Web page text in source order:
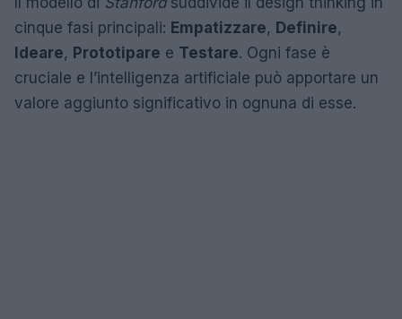
cinque fasi principali: Empatizzare, Definire,
Ideare, Prototipare e Testare. Ogni fase è
cruciale e l’intelligenza artificiale può apportare un
valore aggiunto significativo in ognuna di esse.